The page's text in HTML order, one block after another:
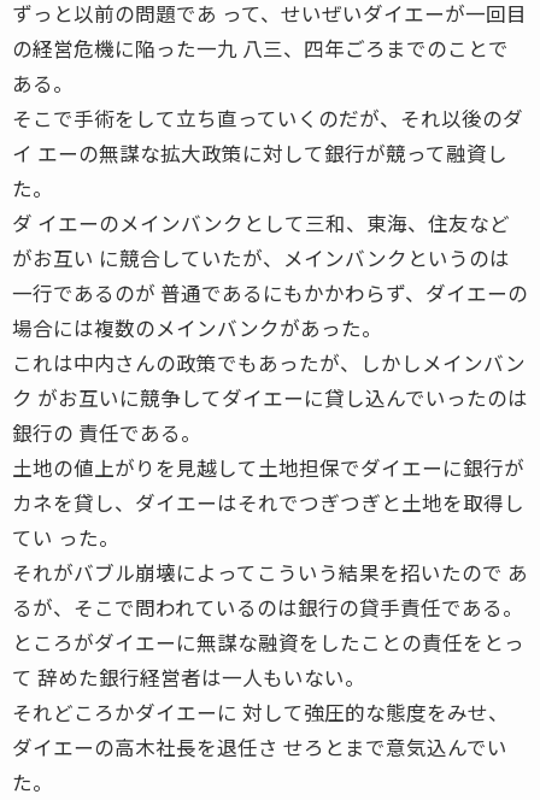
ずっと以前の問題であ って、せいぜいダイエーが一回目
の経営危機に陥った一九 八三、四年ごろまでのことで
ある。
そこで手術をして立ち直っていくのだが、それ以後のダ
イ エーの無謀な拡大政策に対して銀行が競って融資し
た。
ダ イエーのメインバンクとして三和、東海、住友など
がお互い に競合していたが、メインバンクというのは
一行であるのが 普通であるにもかかわらず、ダイエーの
場合には複数のメインバンクがあった。
これは中内さんの政策でもあったが、しかしメインバン
ク がお互いに競争してダイエーに貸し込んでいったのは
銀行の 責任である。
土地の値上がりを見越して土地担保でダイエーに銀行が
カネを貸し、ダイエーはそれでつぎつぎと土地を取得し
てい った。
それがバブル崩壊によってこういう結果を招いたので あ
るが、そこで問われているのは銀行の貸手責任である。
ところがダイエーに無謀な融資をしたことの責任をとっ
て 辞めた銀行経営者は一人もいない。
それどころかダイエーに 対して強圧的な態度をみせ、
ダイエーの高木社長を退任さ せろとまで意気込んでい
た。